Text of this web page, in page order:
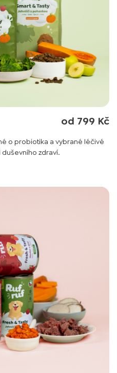
od 799 Kč
o probiotika a vybrané léčivé
zdraví.